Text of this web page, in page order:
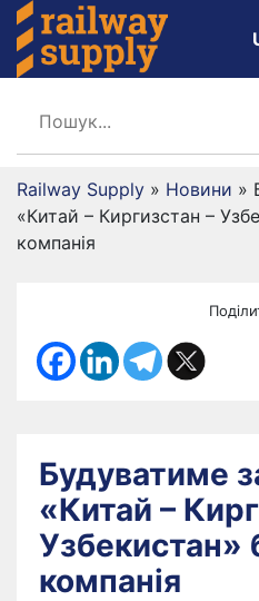
Railway Supply » Новини »
«Китай – Киргизстан –
компанія
Будуватиме
«Китай –
Узбекистан»
компанія